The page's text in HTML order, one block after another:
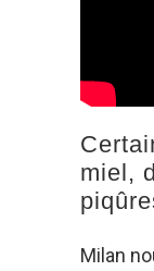
miel,
Milan